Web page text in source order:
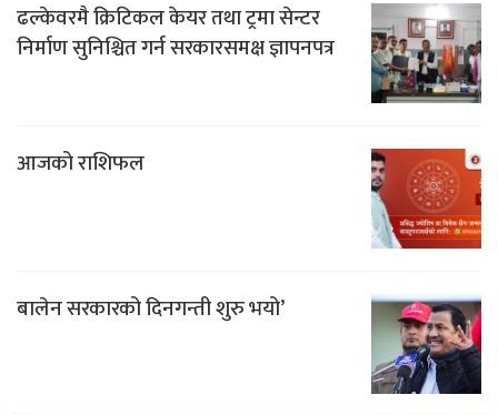
ढल्केवरमै क्रिटिकल केयर तथा ट्रमा सेन्टर
निर्माण सुनिश्चित गर्न सरकारसमक्ष ज्ञापनपत्र
आजको राशिफल
बालेन सरकारको दिनगन्ती शुरु भयो’